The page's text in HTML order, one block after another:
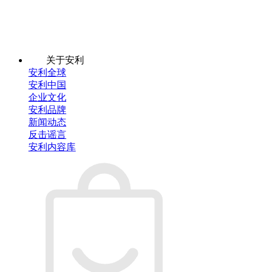
关于安利
安利全球
安利中国
企业文化
安利品牌
新闻动态
反击谣言
安利内容库